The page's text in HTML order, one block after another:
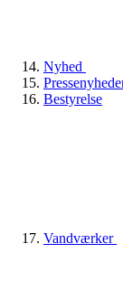
Nyhed
Bestyrelse
Vandværker